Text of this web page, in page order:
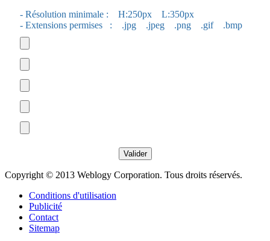
- Résolution minimale : H:250px L:350px
- Extensions permises : .jpg .jpeg .png .gif .bmp
Copyright © 2013 Weblogy Corporation. Tous droits réservés.
Conditions d'utilisation
Publicité
Contact
Sitemap